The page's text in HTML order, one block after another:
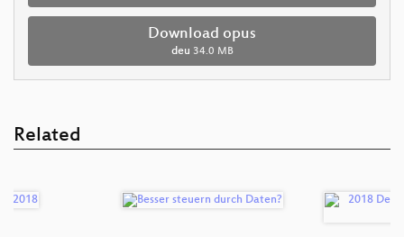
Download opus
deu 34.0 MB
Related